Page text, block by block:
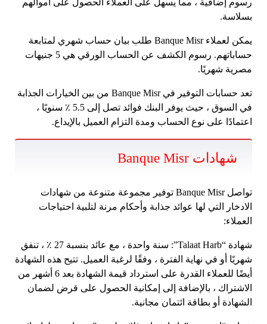
بسلاسة.
يمكن لعملاء Banque Misr طلب بيان حساب شهري لمتابعة
حساباتهم. رسوم الكشف عن الحساب الورقي هي 5 جنيهات
مصرية شهريًا.
تعد حسابات التوفير في Banque Misr من بين الخيارات الجذابة
في السوق ، حيث يوفر البنك فوائد تصل إلى 5.5 ٪ سنويًا ،
اعتمادًا على نوع الحساب ومدة التزام العميل بالإيداع.
شهادات Banque Misr
تواصل Banque Misr توفير مجموعة متنوعة من شهادات
الادخار التي لها عوائد جذابة وأحكام مرنة لتلبية احتياجات
العملاء:
شهادة “Talaat Harb”: سنة واحدة ، مع عائد بنسبة 27 ٪ ، تنفق
شهريًا أو في نهاية الفترة ، وفقًا لرغبة العميل. تتيح هذه الشهادة
أيضًا للعملاء القدرة على استرداد قيمة الشهادة بعد 6 أشهر من
الاشتراك ، بالإضافة إلى إمكانية الحصول على قرض لضمان
الشهادة أو بطاقة ائتمان مجانية.